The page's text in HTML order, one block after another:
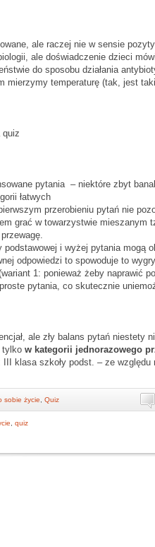
ale raczej nie w sensie
ale doświadczenie dzieci
do sposobu działania
mierzymy temperaturę (tak, jest
quiz
pytania – niektóre zbyt
łatwych
przerobieniu pytań nie
grać w towarzystwie mieszanym
i wyżej pytania mogą
odpowiedzi to spowoduje to
1: ponieważ żeby naprawić
pytania, co skutecznie
ale zły balans pytań niestety
tylko w kategorii jednorazowego
klasa szkoły podst. – ze względu
sobie życie Quiz
quiz